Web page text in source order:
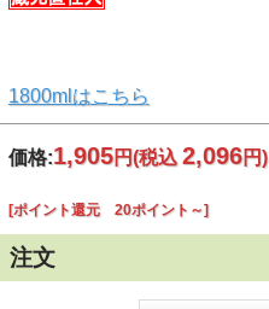
1800mlはこちら
価格:1,905円(税込 2,096円)
[ポイント還元 20ポイント～]
注文